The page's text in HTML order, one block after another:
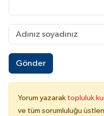
Gönder
Yorum yazarak topluluk
ve tüm sorumluluğu